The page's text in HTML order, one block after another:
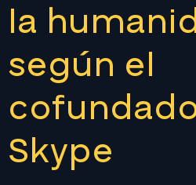
la
según el
Skype